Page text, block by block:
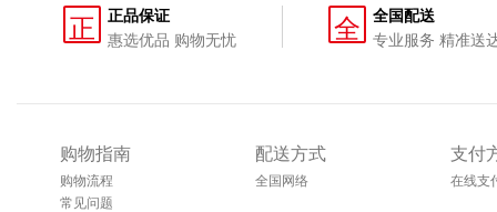
正 正品保证
惠选优品 购物无忧
全 全国配送
专业服务 精准送
购物指南
购物流程
常见问题
配送方式
全国网络
支付
在线支